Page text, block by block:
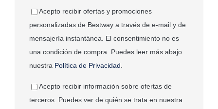
Acepto recibir ofertas y promociones
personalizadas de Bestway a través de e-mail y de
mensajería instantánea. El consentimiento no es
una condición de compra. Puedes leer más abajo
nuestra Política de Privacidad
Acepto recibir información sobre ofertas de
terceros. Puedes ver de quién se trata en nuestra